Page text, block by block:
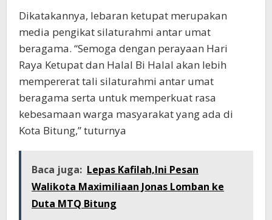
Dikatakannya, lebaran ketupat merupakan
media pengikat silaturahmi antar umat
beragama. “Semoga dengan perayaan Hari
Raya Ketupat dan Halal Bi Halal akan lebih
mempererat tali silaturahmi antar umat
beragama serta untuk memperkuat rasa
kebesamaan warga masyarakat yang ada di
Kota Bitung,” tuturnya
Baca juga: Lepas Kafilah,Ini Pesan
Walikota Maximiliaan Jonas Lomban ke
Duta MTQ Bitung